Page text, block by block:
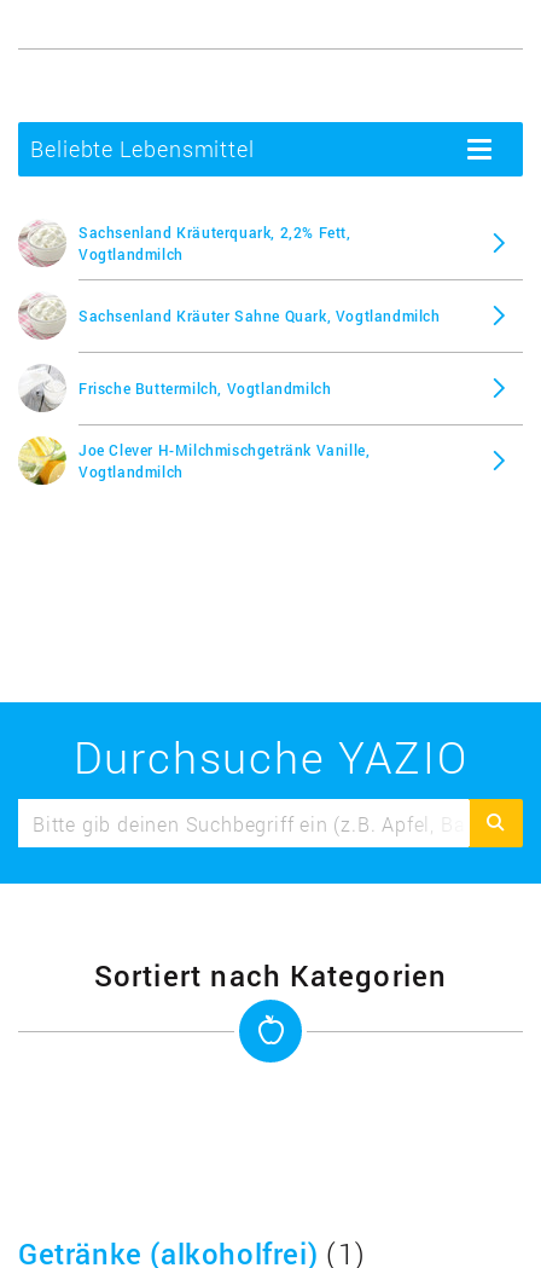
Beliebte Lebensmittel
Toggle
Sachsenland Kräuterquark, 2,2% Fett,
Vogtlandmilch
Sachsenland Kräuter Sahne Quark, Vogtlandmilch
Frische Buttermilch, Vogtlandmilch
Joe Clever H-Milchmischgetränk Vanille,
Vogtlandmilch
Durchsuche YAZIO
Sortiert nach Kategorien
Getränke (alkoholfrei) (1)